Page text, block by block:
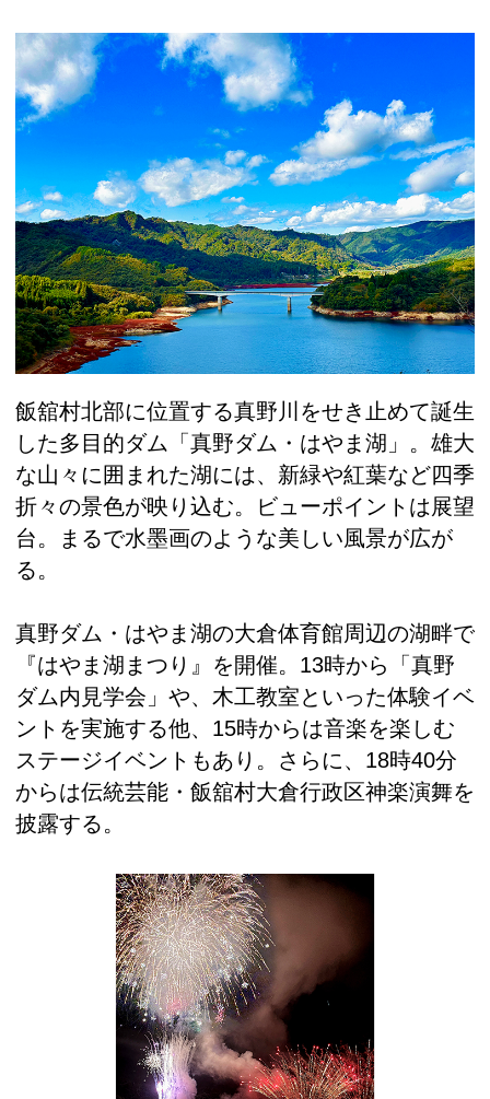
飯舘村北部に位置する真野川をせき止めて誕生
した多目的ダム「真野ダム・はやま湖」。雄大
な山々に囲まれた湖には、新緑や紅葉など四季
折々の景色が映り込む。ビューポイントは展望
台。まるで水墨画のような美しい風景が広が
る。
真野ダム・はやま湖の大倉体育館周辺の湖畔で
『はやま湖まつり』を開催。13時から「真野
ダム内見学会」や、木工教室といった体験イベ
ントを実施する他、15時からは音楽を楽しむ
ステージイベントもあり。さらに、18時40分
からは伝統芸能・飯舘村大倉行政区神楽演舞を
披露する。